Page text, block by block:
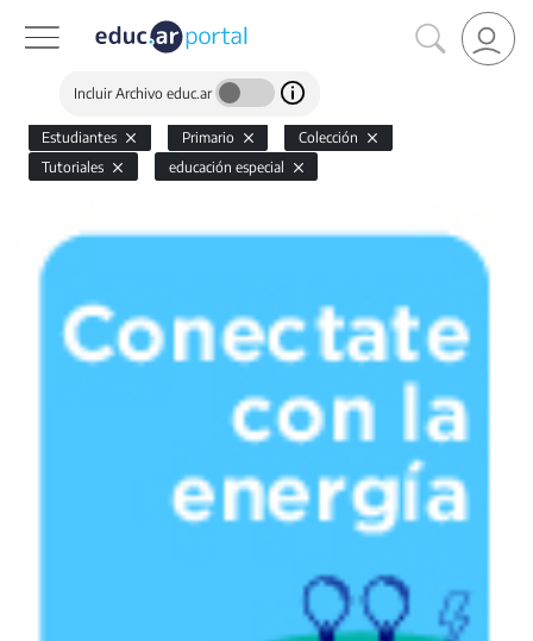
Incluir Archivo educ.ar
Estudiantes Primario
Colección
Tutoriales
educación especial